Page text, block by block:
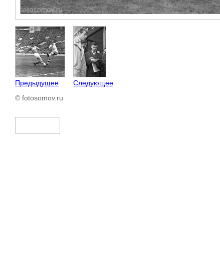
Предыдущее
Следующее
© fotosomov.ru